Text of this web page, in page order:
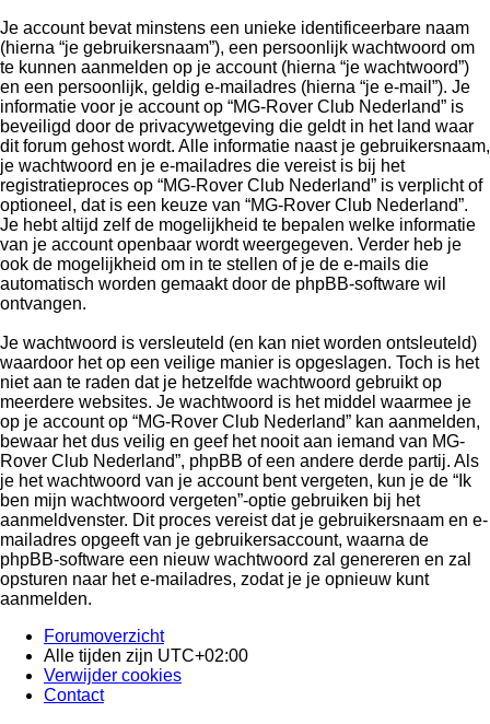
Je account bevat minstens een unieke identificeerbare naam
(hierna “je gebruikersnaam”), een persoonlijk wachtwoord om
te kunnen aanmelden op je account (hierna “je wachtwoord”)
en een persoonlijk, geldig e-mailadres (hierna “je e-mail”). Je
informatie voor je account op “MG-Rover Club Nederland” is
beveiligd door de privacywetgeving die geldt in het land waar
dit forum gehost wordt. Alle informatie naast je gebruikersnaam,
je wachtwoord en je e-mailadres die vereist is bij het
registratieproces op “MG-Rover Club Nederland” is verplicht of
optioneel, dat is een keuze van “MG-Rover Club Nederland”.
Je hebt altijd zelf de mogelijkheid te bepalen welke informatie
van je account openbaar wordt weergegeven. Verder heb je
ook de mogelijkheid om in te stellen of je de e-mails die
automatisch worden gemaakt door de phpBB-software wil
ontvangen.
Je wachtwoord is versleuteld (en kan niet worden ontsleuteld)
waardoor het op een veilige manier is opgeslagen. Toch is het
niet aan te raden dat je hetzelfde wachtwoord gebruikt op
meerdere websites. Je wachtwoord is het middel waarmee je
op je account op “MG-Rover Club Nederland” kan aanmelden,
bewaar het dus veilig en geef het nooit aan iemand van MG-
Rover Club Nederland”, phpBB of een andere derde partij. Als
je het wachtwoord van je account bent vergeten, kun je de “Ik
ben mijn wachtwoord vergeten”-optie gebruiken bij het
aanmeldvenster. Dit proces vereist dat je gebruikersnaam en e-
mailadres opgeeft van je gebruikersaccount, waarna de
phpBB-software een nieuw wachtwoord zal genereren en zal
opsturen naar het e-mailadres, zodat je je opnieuw kunt
aanmelden.
Forumoverzicht
Alle tijden zijn UTC+02:00
Verwijder cookies
Contact